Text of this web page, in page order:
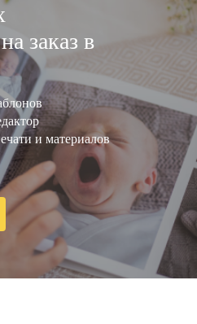
заказ в
и материалов